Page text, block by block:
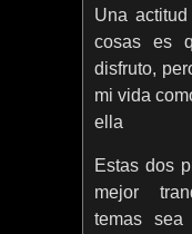
Una
cosas es
disfruto,
mi vida
ella
Estas dos
mejor
temas